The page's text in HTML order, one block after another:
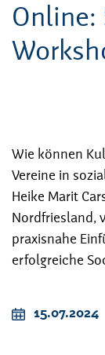
Online:
Wie können
Vereine in
Heike Marit
Nordfriesland,
praxisnahe
erfolgreiche
15.07.2024